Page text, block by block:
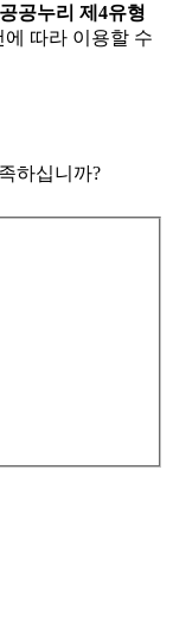
공누리 제4유형
에 따라 이용할 수
하십니까?